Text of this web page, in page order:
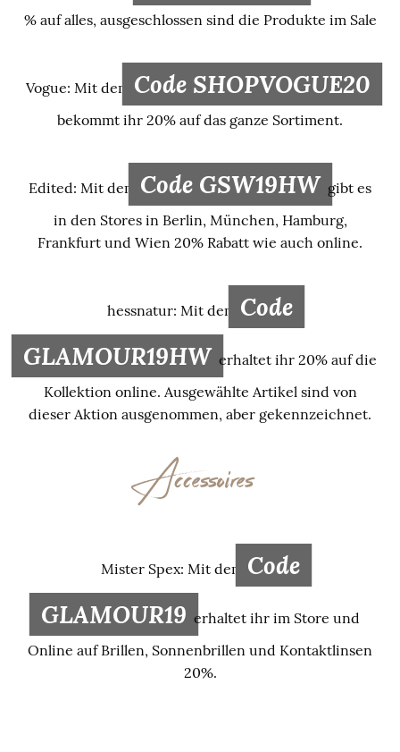
% auf alles, ausgeschlossen sind die Produkte im Sale
Vogue: Mit dem Code SHOPVOGUE20
bekommt ihr 20% auf das ganze Sortiment.
Edited: Mit dem Code GSW19HW gibt es
in den Stores in Berlin, München, Hamburg,
Frankfurt und Wien 20% Rabatt wie auch online.
hessnatur: Mit dem Code
GLAMOUR19HW erhaltet ihr 20% auf die
Kollektion online. Ausgewählte Artikel sind von
dieser Aktion ausgenommen, aber gekennzeichnet.
Accessoires
Mister Spex: Mit dem Code
GLAMOUR19 erhaltet ihr im Store und
Online auf Brillen, Sonnenbrillen und Kontaktlinsen
20%.